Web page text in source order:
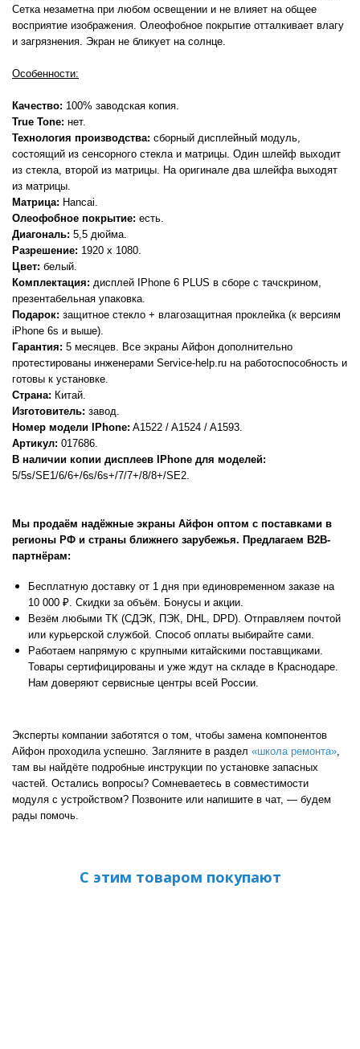
Сетка незаметна при любом освещении и не влияет на общее
восприятие изображения. Олеофобное покрытие отталкивает влагу
и загрязнения. Экран не бликует на солнце.
Особенности:
Качество: 100% заводская копия.
True Tone: нет.
Технология производства: сборный дисплейный модуль,
состоящий из сенсорного стекла и матрицы. Один шлейф выходит
из стекла, второй из матрицы. На оригинале два шлейфа выходят
из матрицы.
Матрица: Hancai.
Олеофобное покрытие: есть.
Диагональ: 5,5 дюйма.
Разрешение: 1920 x 1080.
Цвет: белый.
Комплектация: дисплей IPhone 6 PLUS в сборе с тачскрином,
презентабельная упаковка.
Подарок: защитное стекло + влагозащитная проклейка (к версиям
iPhone 6s и выше).
Гарантия: 5 месяцев. Все экраны Айфон дополнительно
протестированы инженерами Service-help.ru на работоспособность и
готовы к установке.
Страна: Китай.
Изготовитель: завод.
Номер модели IPhone: A1522 / A1524 / A1593.
Артикул: 017686.
В наличии копии дисплеев IPhone для моделей:
5/5s/SE1/6/6+/6s/6s+/7/7+/8/8+/SE2.
Мы продаём надёжные экраны Айфон оптом с поставками в
регионы РФ и страны ближнего зарубежья. Предлагаем В2В-
партнёрам:
Бесплатную доставку от 1 дня при единовременном заказе на
10 000 ₽. Скидки за объём. Бонусы и акции.
Везём любыми ТК (СДЭК, ПЭК, DHL, DPD). Отправляем почтой
или курьерской службой. Способ оплаты выбирайте сами.
Работаем напрямую с крупными китайскими поставщиками.
Товары сертифицированы и уже ждут на складе в Краснодаре.
Нам доверяют сервисные центры всей России.
Эксперты компании заботятся о том, чтобы замена компонентов
Айфон проходила успешно. Загляните в раздел «школа ремонта»,
там вы найдёте подробные инструкции по установке запасных
частей. Остались вопросы? Сомневаетесь в совместимости
модуля с устройством? Позвоните или напишите в чат, — будем
рады помочь.
С этим товаром покупают